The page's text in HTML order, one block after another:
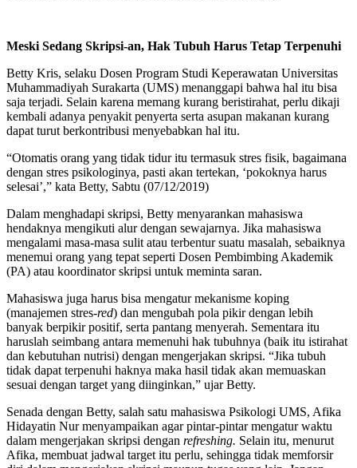
Meski Sedang Skripsi-an, Hak Tubuh Harus Tetap Terpenuhi
Betty Kris, selaku Dosen Program Studi Keperawatan Universitas
Muhammadiyah Surakarta (UMS) menanggapi bahwa hal itu bisa
saja terjadi. Selain karena memang kurang beristirahat, perlu dikaji
kembali adanya penyakit penyerta serta asupan makanan kurang
dapat turut berkontribusi menyebabkan hal itu.
“Otomatis orang yang tidak tidur itu termasuk stres fisik, bagaimana
dengan stres psikologinya, pasti akan tertekan, ‘pokoknya harus
selesai’,” kata Betty, Sabtu (07/12/2019)
Dalam menghadapi skripsi, Betty menyarankan mahasiswa
hendaknya mengikuti alur dengan sewajarnya. Jika mahasiswa
mengalami masa-masa sulit atau terbentur suatu masalah, sebaiknya
menemui orang yang tepat seperti Dosen Pembimbing Akademik
(PA) atau koordinator skripsi untuk meminta saran.
Mahasiswa juga harus bisa mengatur mekanisme koping
(manajemen stres-red) dan mengubah pola pikir dengan lebih
banyak berpikir positif, serta pantang menyerah. Sementara itu
haruslah seimbang antara memenuhi hak tubuhnya (baik itu istirahat
dan kebutuhan nutrisi) dengan mengerjakan skripsi. “Jika tubuh
tidak dapat terpenuhi haknya maka hasil tidak akan memuaskan
sesuai dengan target yang diinginkan,” ujar Betty.
Senada dengan Betty, salah satu mahasiswa Psikologi UMS, Afika
Hidayatin Nur menyampaikan agar pintar-pintar mengatur waktu
dalam mengerjakan skripsi dengan refreshing. Selain itu, menurut
Afika, membuat jadwal target itu perlu, sehingga tidak memforsir